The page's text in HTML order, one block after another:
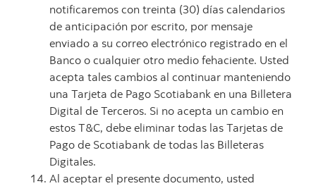
notificaremos con treinta (30) días calendarios
de anticipación por escrito, por mensaje
enviado a su correo electrónico registrado en el
Banco o cualquier otro medio fehaciente. Usted
acepta tales cambios al continuar manteniendo
una Tarjeta de Pago Scotiabank en una Billetera
Digital de Terceros. Si no acepta un cambio en
estos T&C, debe eliminar todas las Tarjetas de
Pago de Scotiabank de todas las Billeteras
Digitales.
Al aceptar el presente documento, usted